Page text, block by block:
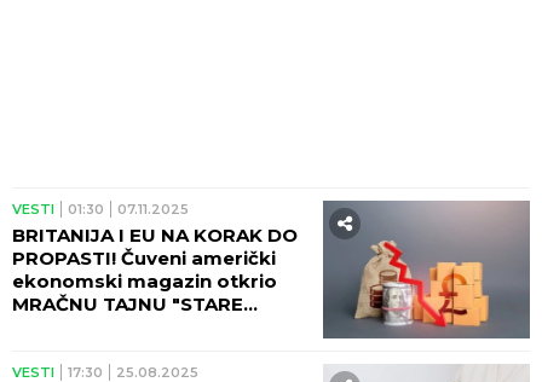
VESTI 01:30 07.11.2025
BRITANIJA I EU NA KORAK DO
PROPASTI! Čuveni američki
ekonomski magazin otkrio
MRAČNU TAJNU "STARE
VESTI 17:30 25.08.2025